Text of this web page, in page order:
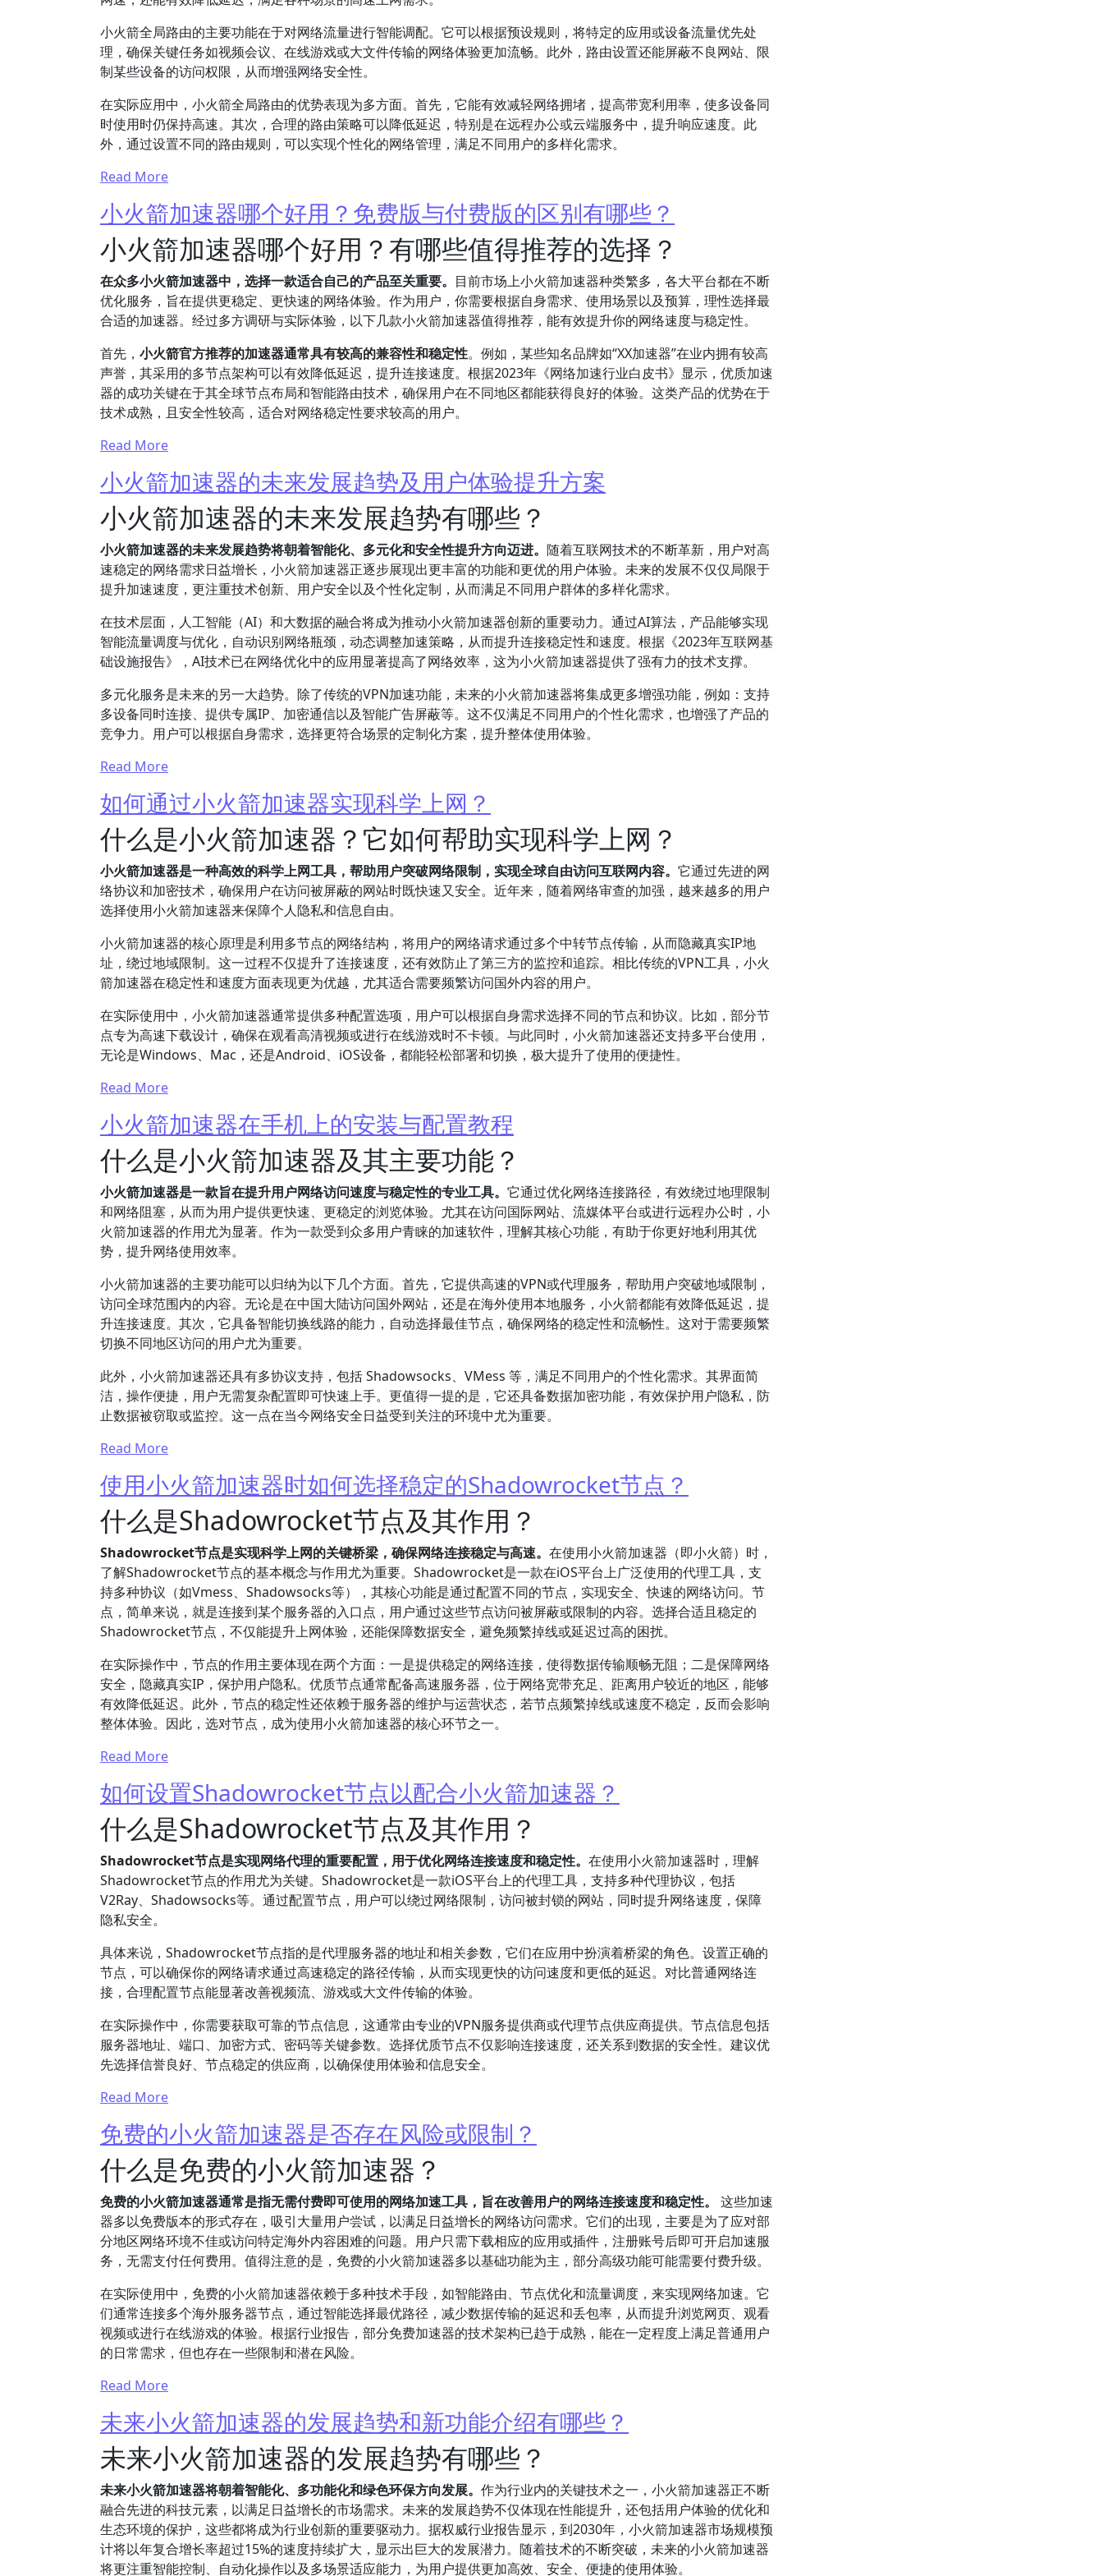
小火箭全局路由的主要功能在于对网络流量进行智能调配。它可以根据预设规则，将特定的应用或设备流量优先处
理，确保关键任务如视频会议、在线游戏或大文件传输的网络体验更加流畅。此外，路由设置还能屏蔽不良网站、限
制某些设备的访问权限，从而增强网络安全性。
在实际应用中，小火箭全局路由的优势表现为多方面。首先，它能有效减轻网络拥堵，提高带宽利用率，使多设备同
时使用时仍保持高速。其次，合理的路由策略可以降低延迟，特别是在远程办公或云端服务中，提升响应速度。此
外，通过设置不同的路由规则，可以实现个性化的网络管理，满足不同用户的多样化需求。
Read More
小火箭加速器哪个好用？免费版与付费版的区别有哪些？
小火箭加速器哪个好用？有哪些值得推荐的选择？
在众多小火箭加速器中，选择一款适合自己的产品至关重要。 目前市场上小火箭加速器种类繁多，各大平台都在不断
优化服务，旨在提供更稳定、更快速的网络体验。作为用户，你需要根据自身需求、使用场景以及预算，理性选择最
合适的加速器。经过多方调研与实际体验，以下几款小火箭加速器值得推荐，能有效提升你的网络速度与稳定性。
首先， 小火箭官方推荐的加速器通常具有较高的兼容性和稳定性。例如，某些知名品牌如“XX加速器”在业内拥有较高
声誉，其采用的多节点架构可以有效降低延迟，提升连接速度。根据2023年《网络加速行业白皮书》显示，优质加速
器的成功关键在于其全球节点布局和智能路由技术，确保用户在不同地区都能获得良好的体验。这类产品的优势在于
技术成熟，且安全性较高，适合对网络稳定性要求较高的用户。
Read More
小火箭加速器的未来发展趋势及用户体验提升方案
小火箭加速器的未来发展趋势有哪些？
小火箭加速器的未来发展趋势将朝着智能化、多元化和安全性提升方向迈进。 随着互联网技术的不断革新，用户对高
速稳定的网络需求日益增长，小火箭加速器正逐步展现出更丰富的功能和更优的用户体验。未来的发展不仅仅局限于
提升加速速度，更注重技术创新、用户安全以及个性化定制，从而满足不同用户群体的多样化需求。
在技术层面，人工智能（AI）和大数据的融合将成为推动小火箭加速器创新的重要动力。通过AI算法，产品能够实现
智能流量调度与优化，自动识别网络瓶颈，动态调整加速策略，从而提升连接稳定性和速度。根据《2023年互联网基
础设施报告》，AI技术已在网络优化中的应用显著提高了网络效率，这为小火箭加速器提供了强有力的技术支撑。
多元化服务是未来的另一大趋势。除了传统的VPN加速功能，未来的小火箭加速器将集成更多增强功能，例如：支持
多设备同时连接、提供专属IP、加密通信以及智能广告屏蔽等。这不仅满足不同用户的个性化需求，也增强了产品的
竞争力。用户可以根据自身需求，选择更符合场景的定制化方案，提升整体使用体验。
Read More
如何通过小火箭加速器实现科学上网？
什么是小火箭加速器？它如何帮助实现科学上网？
小火箭加速器是一种高效的科学上网工具，帮助用户突破网络限制，实现全球自由访问互联网内容。 它通过先进的网
络协议和加密技术，确保用户在访问被屏蔽的网站时既快速又安全。近年来，随着网络审查的加强，越来越多的用户
选择使用小火箭加速器来保障个人隐私和信息自由。
小火箭加速器的核心原理是利用多节点的网络结构，将用户的网络请求通过多个中转节点传输，从而隐藏真实IP地
址，绕过地域限制。这一过程不仅提升了连接速度，还有效防止了第三方的监控和追踪。相比传统的VPN工具，小火
箭加速器在稳定性和速度方面表现更为优越，尤其适合需要频繁访问国外内容的用户。
在实际使用中，小火箭加速器通常提供多种配置选项，用户可以根据自身需求选择不同的节点和协议。比如，部分节
点专为高速下载设计，确保在观看高清视频或进行在线游戏时不卡顿。与此同时，小火箭加速器还支持多平台使用，
无论是Windows、Mac，还是Android、iOS设备，都能轻松部署和切换，极大提升了使用的便捷性。
Read More
小火箭加速器在手机上的安装与配置教程
什么是小火箭加速器及其主要功能？
小火箭加速器是一款旨在提升用户网络访问速度与稳定性的专业工具。 它通过优化网络连接路径，有效绕过地理限制
和网络阻塞，从而为用户提供更快速、更稳定的浏览体验。尤其在访问国际网站、流媒体平台或进行远程办公时，小
火箭加速器的作用尤为显著。作为一款受到众多用户青睐的加速软件，理解其核心功能，有助于你更好地利用其优
势，提升网络使用效率。
小火箭加速器的主要功能可以归纳为以下几个方面。首先，它提供高速的VPN或代理服务，帮助用户突破地域限制，
访问全球范围内的内容。无论是在中国大陆访问国外网站，还是在海外使用本地服务，小火箭都能有效降低延迟，提
升连接速度。其次，它具备智能切换线路的能力，自动选择最佳节点，确保网络的稳定性和流畅性。这对于需要频繁
切换不同地区访问的用户尤为重要。
此外，小火箭加速器还具有多协议支持，包括 Shadowsocks、VMess 等，满足不同用户的个性化需求。其界面简
洁，操作便捷，用户无需复杂配置即可快速上手。更值得一提的是，它还具备数据加密功能，有效保护用户隐私，防
止数据被窃取或监控。这一点在当今网络安全日益受到关注的环境中尤为重要。
Read More
使用小火箭加速器时如何选择稳定的Shadowrocket节点？
什么是Shadowrocket节点及其作用？
Shadowrocket节点是实现科学上网的关键桥梁，确保网络连接稳定与高速。 在使用小火箭加速器（即小火箭）时，
了解Shadowrocket节点的基本概念与作用尤为重要。Shadowrocket是一款在iOS平台上广泛使用的代理工具，支
持多种协议（如Vmess、Shadowsocks等），其核心功能是通过配置不同的节点，实现安全、快速的网络访问。节
点，简单来说，就是连接到某个服务器的入口点，用户通过这些节点访问被屏蔽或限制的内容。选择合适且稳定的
Shadowrocket节点，不仅能提升上网体验，还能保障数据安全，避免频繁掉线或延迟过高的困扰。
在实际操作中，节点的作用主要体现在两个方面：一是提供稳定的网络连接，使得数据传输顺畅无阻；二是保障网络
安全，隐藏真实IP，保护用户隐私。优质节点通常配备高速服务器，位于网络宽带充足、距离用户较近的地区，能够
有效降低延迟。此外，节点的稳定性还依赖于服务器的维护与运营状态，若节点频繁掉线或速度不稳定，反而会影响
整体体验。因此，选对节点，成为使用小火箭加速器的核心环节之一。
Read More
如何设置Shadowrocket节点以配合小火箭加速器？
什么是Shadowrocket节点及其作用？
Shadowrocket节点是实现网络代理的重要配置，用于优化网络连接速度和稳定性。 在使用小火箭加速器时，理解
Shadowrocket节点的作用尤为关键。Shadowrocket是一款iOS平台上的代理工具，支持多种代理协议，包括
V2Ray、Shadowsocks等。通过配置节点，用户可以绕过网络限制，访问被封锁的网站，同时提升网络速度，保障
隐私安全。
具体来说，Shadowrocket节点指的是代理服务器的地址和相关参数，它们在应用中扮演着桥梁的角色。设置正确的
节点，可以确保你的网络请求通过高速稳定的路径传输，从而实现更快的访问速度和更低的延迟。对比普通网络连
接，合理配置节点能显著改善视频流、游戏或大文件传输的体验。
在实际操作中，你需要获取可靠的节点信息，这通常由专业的VPN服务提供商或代理节点供应商提供。节点信息包括
服务器地址、端口、加密方式、密码等关键参数。选择优质节点不仅影响连接速度，还关系到数据的安全性。建议优
先选择信誉良好、节点稳定的供应商，以确保使用体验和信息安全。
Read More
免费的小火箭加速器是否存在风险或限制？
什么是免费的小火箭加速器？
免费的小火箭加速器通常是指无需付费即可使用的网络加速工具，旨在改善用户的网络连接速度和稳定性。
这些加速
器多以免费版本的形式存在，吸引大量用户尝试，以满足日益增长的网络访问需求。它们的出现，主要是为了应对部
分地区网络环境不佳或访问特定海外内容困难的问题。用户只需下载相应的应用或插件，注册账号后即可开启加速服
务，无需支付任何费用。值得注意的是，免费的小火箭加速器多以基础功能为主，部分高级功能可能需要付费升级。
在实际使用中，免费的小火箭加速器依赖于多种技术手段，如智能路由、节点优化和流量调度，来实现网络加速。它
们通常连接多个海外服务器节点，通过智能选择最优路径，减少数据传输的延迟和丢包率，从而提升浏览网页、观看
视频或进行在线游戏的体验。根据行业报告，部分免费加速器的技术架构已趋于成熟，能在一定程度上满足普通用户
的日常需求，但也存在一些限制和潜在风险。
Read More
未来小火箭加速器的发展趋势和新功能介绍有哪些？
未来小火箭加速器的发展趋势有哪些？
未来小火箭加速器将朝着智能化、多功能化和绿色环保方向发展。 作为行业内的关键技术之一，小火箭加速器正不断
融合先进的科技元素，以满足日益增长的市场需求。未来的发展趋势不仅体现在性能提升，还包括用户体验的优化和
生态环境的保护，这些都将成为行业创新的重要驱动力。据权威行业报告显示，到2030年，小火箭加速器市场规模预
计将以年复合增长率超过15%的速度持续扩大，显示出巨大的发展潜力。随着技术的不断突破，未来的小火箭加速器
将更注重智能控制、自动化操作以及多场景适应能力，为用户提供更加高效、安全、便捷的使用体验。